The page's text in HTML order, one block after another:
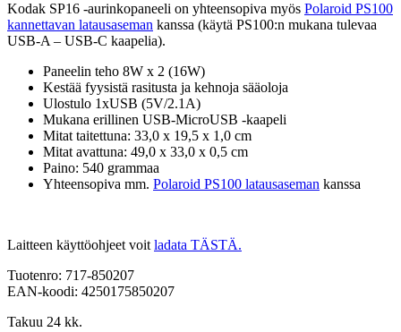
Kodak SP16 -aurinkopaneeli on yhteensopiva myös Polaroid PS100
kannettavan latausaseman kanssa (käytä PS100:n mukana tulevaa
USB-A – USB-C kaapelia).
Paneelin teho 8W x 2 (16W)
Kestää fyysistä rasitusta ja kehnoja sääoloja
Ulostulo 1xUSB (5V/2.1A)
Mukana erillinen USB-MicroUSB -kaapeli
Mitat taitettuna: 33,0 x 19,5 x 1,0 cm
Mitat avattuna: 49,0 x 33,0 x 0,5 cm
Paino: 540 grammaa
Yhteensopiva mm. Polaroid PS100 latausaseman kanssa
Laitteen käyttöohjeet voitladata TÄSTÄ.
Tuotenro: 717-850207
EAN-koodi: 4250175850207
Takuu 24 kk.